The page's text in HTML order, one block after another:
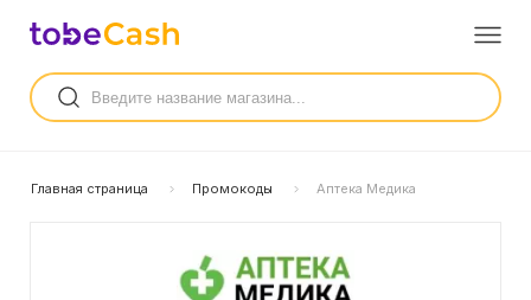
Главная страница Промокоды Аптека Медика